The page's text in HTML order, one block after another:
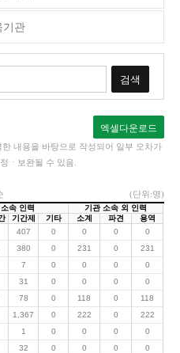
기관
검색
엑셀다운로드
내용을 바탕으로 작성되어 일부 오차가
ㆍ보완될 수 있음.
(단위:명)
속 인력
기관 소속 외 인력
기간제 기타 소계 파견
용역
407 0 0 0
0
380 0 231 0
231
7 0 0 0
0
31 0 0 0
0
78 0 118 0
118
1,367 0 222 0
222
1 0 0 0
0
32 0 0 0
0